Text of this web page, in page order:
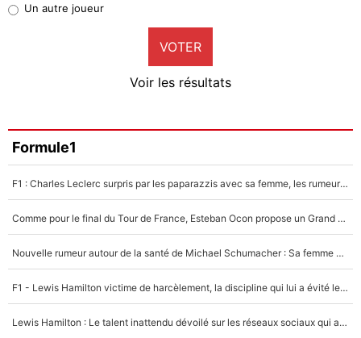
9%
Faris Moumbagna
4%
Un autre joueur
5%
Un autre joueur
VOTER
Voir les résultats
Formule1
F1 : Charles Leclerc surpris par les paparazzis avec sa femme, les rumeurs étaient vraies !
Comme pour le final du Tour de France, Esteban Ocon propose un Grand Prix de Formule 1 à Paris : «Autour de l’Arc de Triomphe, ce serait génial» !
Nouvelle rumeur autour de la santé de Michael Schumacher : Sa femme Corinna sort du silence
F1 - Lewis Hamilton victime de harcèlement, la discipline qui lui a évité le pire : «J'aurais probablement mal tourné»
Lewis Hamilton : Le talent inattendu dévoilé sur les réseaux sociaux qui a impressionné Kim Kardashian pendant leurs vacances en amoureux !